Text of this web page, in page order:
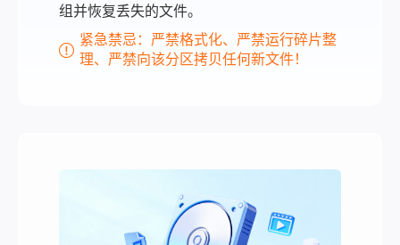
组并恢复丢失的文件。
紧急禁忌：严禁格式化、严禁运行碎片整
理、严禁向该分区拷贝任何新文件！